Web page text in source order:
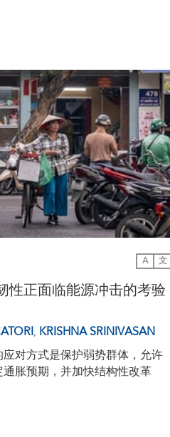
A 文
性正面临能源冲击的考验
, KRISHNA SRINIVASAN
对方式是保护弱势群体，允许
胀预期，并加快结构性改革